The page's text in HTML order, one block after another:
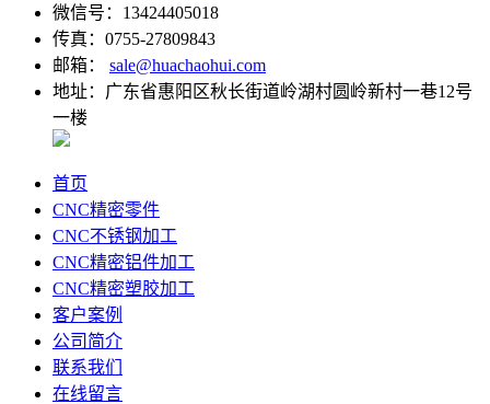
微信号：13424405018
传真：0755-27809843
邮箱： sale@huachaohui.com
地址：广东省惠阳区秋长街道岭湖村圆岭新村一巷12号
一楼
首页
CNC精密零件
CNC不锈钢加工
CNC精密铝件加工
CNC精密塑胶加工
客户案例
公司简介
联系我们
在线留言